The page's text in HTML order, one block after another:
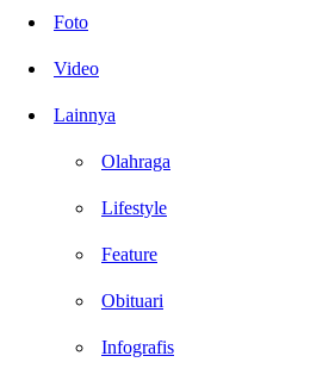
Foto
Video
Lainnya
Olahraga
Lifestyle
Feature
Obituari
Infografis